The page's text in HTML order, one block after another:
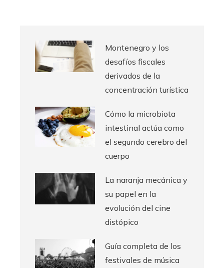
Montenegro y los
desafíos fiscales
derivados de la
concentración turística
Cómo la microbiota
intestinal actúa como
el segundo cerebro del
cuerpo
La naranja mecánica y
su papel en la
evolución del cine
distópico
Guía completa de los
festivales de música